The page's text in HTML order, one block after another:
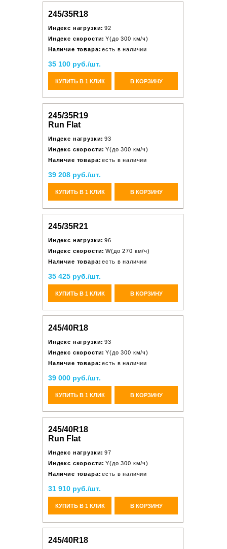
245/35R18
Индекс нагрузки: 92
Индекс скорости: Y(до 300 км/ч)
Наличие товара: есть в наличии
35 100 руб./шт.
КУПИТЬ В 1 КЛИК В КОРЗИНУ
245/35R19
Run Flat
Индекс нагрузки: 93
Индекс скорости: Y(до 300 км/ч)
Наличие товара: есть в наличии
39 208 руб./шт.
КУПИТЬ В 1 КЛИК В КОРЗИНУ
245/35R21
Индекс нагрузки: 96
Индекс скорости: W(до 270 км/ч)
Наличие товара: есть в наличии
35 425 руб./шт.
КУПИТЬ В 1 КЛИК В КОРЗИНУ
245/40R18
Индекс нагрузки: 93
Индекс скорости: Y(до 300 км/ч)
Наличие товара: есть в наличии
39 000 руб./шт.
КУПИТЬ В 1 КЛИК В КОРЗИНУ
245/40R18
Run Flat
Индекс нагрузки: 97
Индекс скорости: Y(до 300 км/ч)
Наличие товара: есть в наличии
31 910 руб./шт.
КУПИТЬ В 1 КЛИК В КОРЗИНУ
245/40R18